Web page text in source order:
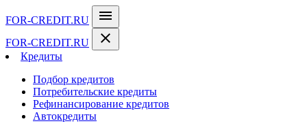
FOR-CREDIT.RU menu
FOR-CREDIT.RU close
Кредиты
Подбор кредитов
Потребительские кредиты
Рефинансирование кредитов
Автокредиты